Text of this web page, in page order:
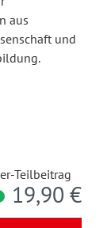
aus
und
Teilbeitrag
19,90 €